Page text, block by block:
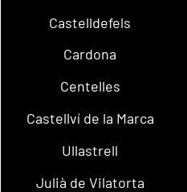
Castelldefels
Cardona
Centelles
Castellví de la Marca
Ullastrell
Julià de Vilatorta